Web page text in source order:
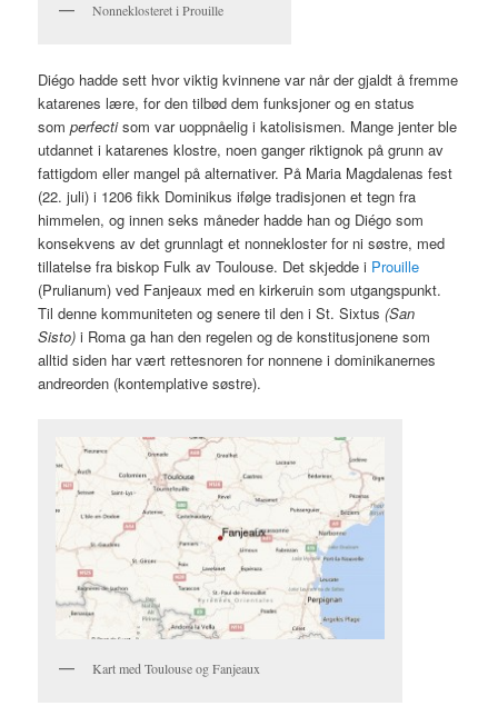
Nonneklosteret i Prouille
Diégo hadde sett hvor viktig kvinnene var når der gjaldt å fremme
katarenes lære, for den tilbød dem funksjoner og en status
somperfectisom var uoppnåelig i katolisismen. Mange jenter ble
utdannet i katarenes klostre, noen ganger riktignok på grunn av
fattigdom eller mangel på alternativer. På Maria Magdalenas fest
(22. juli) i 1206 fikk Dominikus ifølge tradisjonen et tegn fra
himmelen, og innen seks måneder hadde han og Diégo som
konsekvens av det grunnlagt et nonnekloster for ni søstre, med
tillatelse fra biskop Fulk av Toulouse. Det skjedde i Prouille
(Prulianum) ved Fanjeaux med en kirkeruin som utgangspunkt.
Til denne kommuniteten og senere til den i St. Sixtus(San
Sisto) i Roma ga han den regelen og de konstitusjonene som
alltid siden har vært rettesnoren for nonnene i dominikanernes
andreorden (kontemplative søstre).
Kart med Toulouse og Fanjeaux